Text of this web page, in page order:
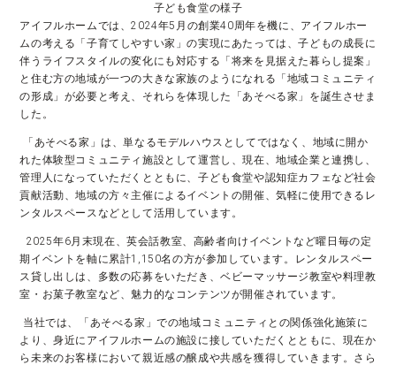
子ども食堂の様子
アイフルホームでは、2024年5月の創業40周年を機に、アイフルホー
ムの考える「子育てしやすい家」の実現にあたっては、子どもの成長に
伴うライフスタイルの変化にも対応する「将来を見据えた暮らし提案」
と住む方の地域が一つの大きな家族のようになれる「地域コミュニティ
の形成」が必要と考え、それらを体現した「あそべる家」を誕生させま
した。
「あそべる家」は、単なるモデルハウスとしてではなく、地域に開か
れた体験型コミュニティ施設として運営し、現在、地域企業と連携し、
管理人になっていただくとともに、子ども食堂や認知症カフェなど社会
貢献活動、地域の方々主催によるイベントの開催、気軽に使用できるレ
ンタルスペースなどとして活用しています。
2025年6月末現在、英会話教室、高齢者向けイベントなど曜日毎の定
期イベントを軸に累計1,150名の方が参加しています。レンタルスペー
ス貸し出しは、多数の応募をいただき、ベビーマッサージ教室や料理教
室・お菓子教室など、魅力的なコンテンツが開催されています。
当社では、「あそべる家」での地域コミュニティとの関係強化施策に
より、身近にアイフルホームの施設に接していただくとともに、現在か
ら未来のお客様において親近感の醸成や共感を獲得していきます。さら